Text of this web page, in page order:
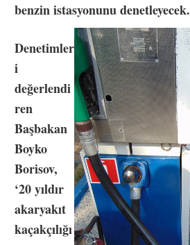
benzin istasyonunu denetleyecek.
Denetimler
i
değerlendi
ren
Başbakan
Boyko
Borisov,
‘20 yıldır
akaryakıt
kaçakçılığı